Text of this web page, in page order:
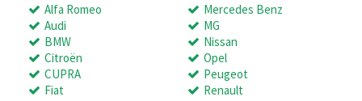
Alfa Romeo
Audi
BMW
Citroën
CUPRA
Fiat
Mercedes Benz
MG
Nissan
Opel
Peugeot
Renault